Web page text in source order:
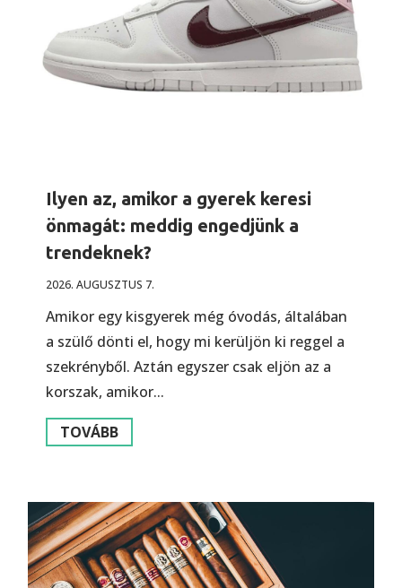
Ilyen az, amikor a gyerek keresi
önmagát: meddig engedjünk a
trendeknek?
2026. AUGUSZTUS 7.
Amikor egy kisgyerek még óvodás, általában
a szülő dönti el, hogy mi kerüljön ki reggel a
szekrényből. Aztán egyszer csak eljön az a
korszak, amikor...
TOVÁBB